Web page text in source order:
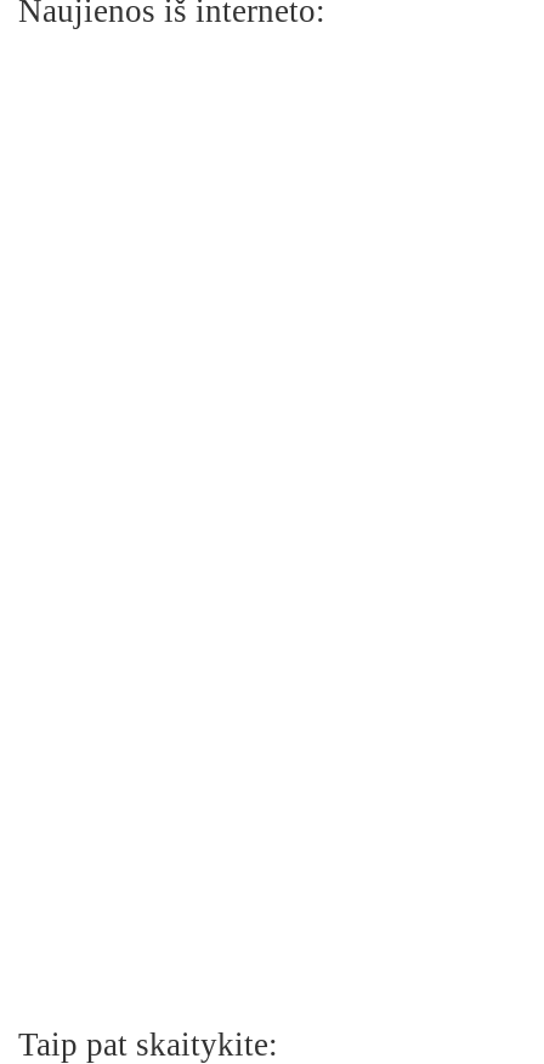
Naujienos iš interneto:
Taip pat skaitykite: